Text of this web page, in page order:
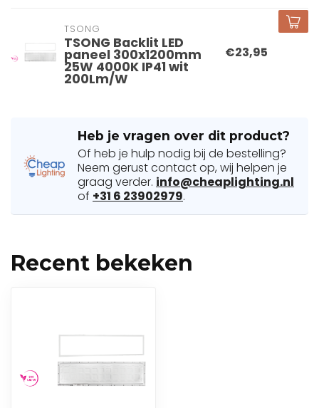
TSONG
TSONG Backlit LED
paneel 300x1200mm
25W 4000K IP41 wit
200Lm/W
€23,95
Heb je vragen over dit product?
Of heb je hulp nodig bij de bestelling?
Neem gerust contact op, wij helpen je
graag verder. info@cheaplighting.nl
of +31 6 23902979.
Recent bekeken